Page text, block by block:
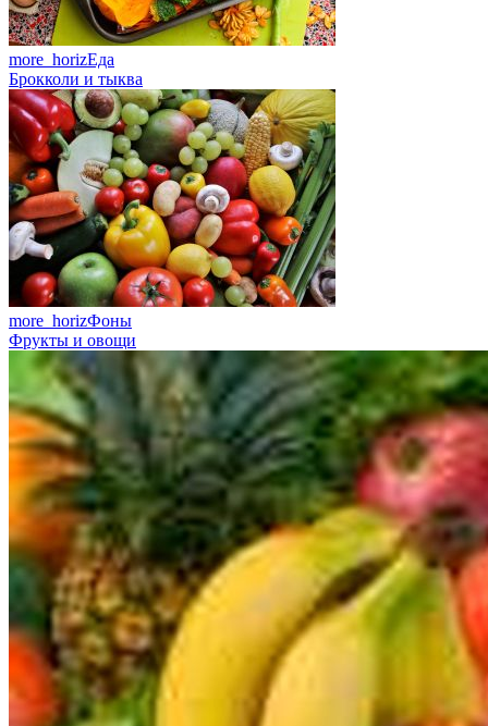
more_horizЕда
Брокколи и тыква
more_horizФоны
Фрукты и овощи